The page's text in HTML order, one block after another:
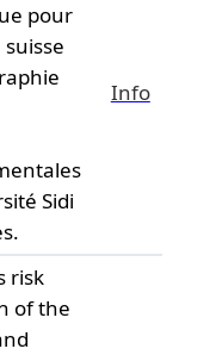
pour
Sidi
Info
risk
of the